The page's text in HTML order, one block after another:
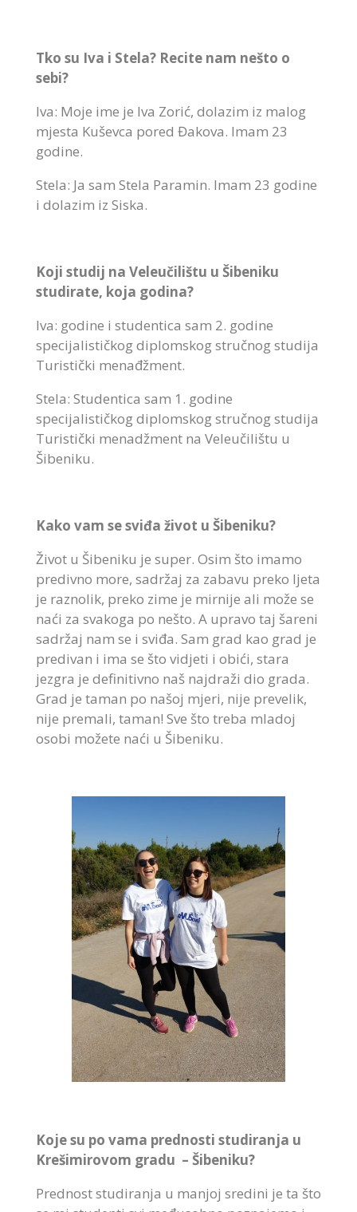
Tko su Iva i Stela? Recite nam nešto o
sebi?
Iva: Moje ime je Iva Zorić, dolazim iz malog
mjesta Kuševca pored Đakova. Imam 23
godine.
Stela: Ja sam Stela Paramin. Imam 23 godine
i dolazim iz Siska.
Koji studij na Veleučilištu u Šibeniku
studirate, koja godina?
Iva: godine i studentica sam 2. godine
specijalističkog diplomskog stručnog studija
Turistički menađžment.
Stela: Studentica sam 1. godine
specijalističkog diplomskog stručnog studija
Turistički menadžment na Veleučilištu u
Šibeniku.
Kako vam se sviđa život u Šibeniku?
Život u Šibeniku je super. Osim što imamo
predivno more, sadržaj za zabavu preko ljeta
je raznolik, preko zime je mirnije ali može se
naći za svakoga po nešto. A upravo taj šareni
sadržaj nam se i sviđa. Sam grad kao grad je
predivan i ima se što vidjeti i obići, stara
jezgra je definitivno naš najdraži dio grada.
Grad je taman po našoj mjeri, nije prevelik,
nije premali, taman! Sve što treba mladoj
osobi možete naći u Šibeniku.
Koje su po vama prednosti studiranja u
Krešimirovom gradu – Šibeniku?
Prednost studiranja u manjoj sredini je ta što